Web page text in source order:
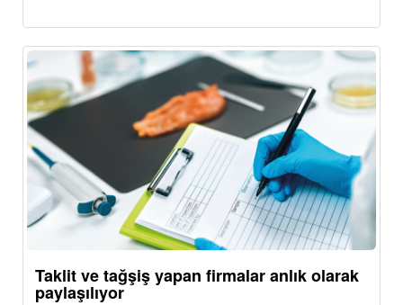
Taklit ve tağşiş yapan firmalar anlık olarak
paylaşılıyor